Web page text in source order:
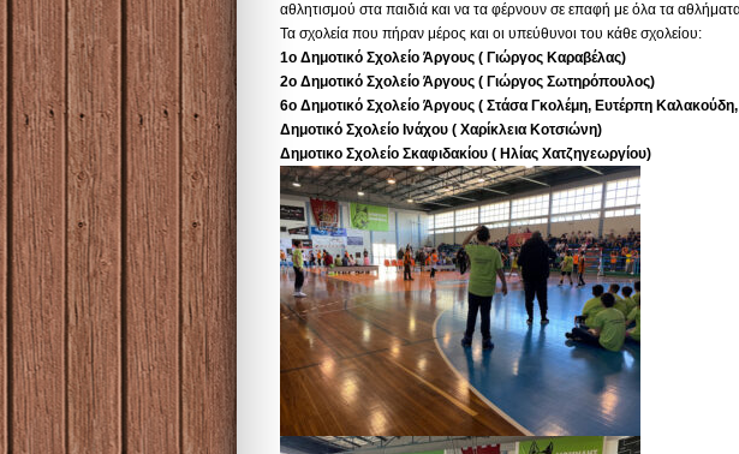
αθλητισμού στα παιδιά και να τα φέρνουν σε επαφή με όλα τα
Τα σχολεία που πήραν μέρος και οι υπεύθυνοι του κάθε σχολείου:
1ο Δημοτικό Σχολείο Άργους ( Γιώργος Καραβέλας)
2ο Δημοτικό Σχολείο Άργους ( Γιώργος Σωτηρόπουλος)
6ο Δημοτικό Σχολείο Άργους ( Στάσα Γκολέμη, Ευτέρπη
Δημοτικό Σχολείο Ινάχου ( Χαρίκλεια Κοτσιώνη)
Δημοτικο Σχολείο Σκαφιδακίου ( Ηλίας Χατζηγεωργίου)